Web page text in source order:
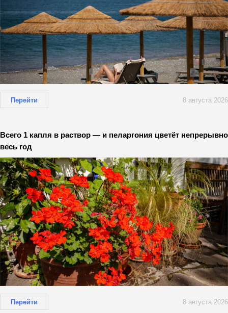
Перейти 8 августа 2026
Всего 1 капля в раствор — и пеларгония цветёт непрерывно
весь год
Перейти 8 августа 2026